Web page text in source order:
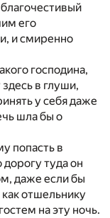
его
и смиренно
господина,
в глуши,
у себя даже
шла бы о
попасть в
туда он
даже если бы
отшельнику
на эту ночь.